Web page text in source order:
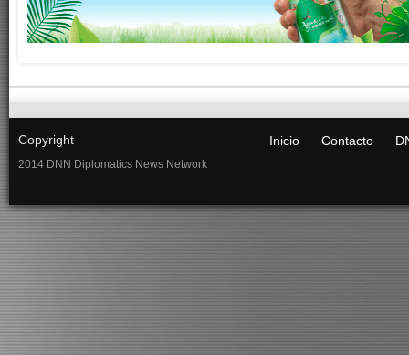
Copyright
2014 DNN Diplomatics News Network
Inicio Contacto